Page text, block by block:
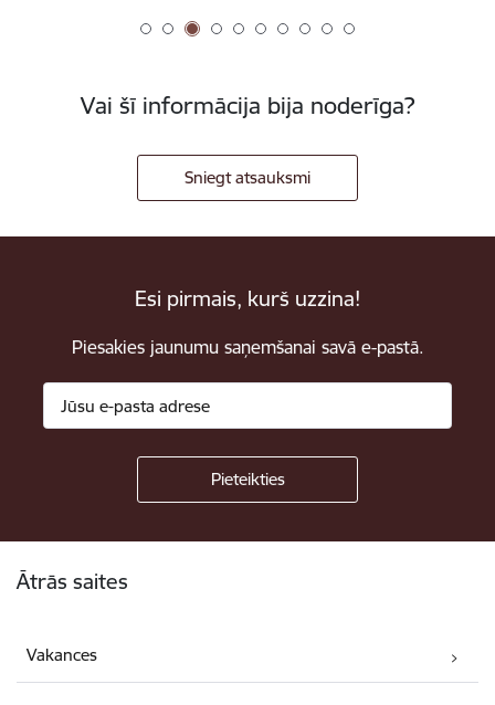
Vai šī informācija bija noderīga?
Sniegt atsauksmi
Esi pirmais, kurš uzzina!
Piesakies jaunumu saņemšanai savā e-pastā.
Ātrās saites
Vakances